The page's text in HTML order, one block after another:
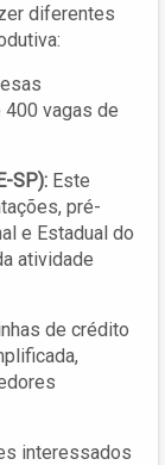
diferentes
vagas de
SP): Este
pré-
e Estadual do
atividade
de crédito
interessados